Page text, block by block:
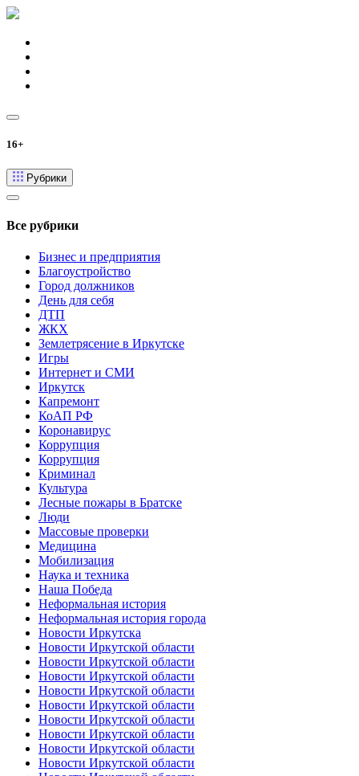
16+
Рубрики
Все рубрики
Бизнес и предприятия
Благоустройство
Город должников
День для себя
ДТП
ЖКХ
Землетрясение в Иркутске
Игры
Интернет и СМИ
Иркутск
Капремонт
КоАП РФ
Коронавирус
Коррупция
Коррупция
Криминал
Культура
Лесные пожары в Братске
Люди
Массовые проверки
Медицина
Мобилизация
Наука и техника
Наша Победа
Неформальная история
Неформальная история города
Новости Иркутска
Новости Иркутской области
Новости Иркутской области
Новости Иркутской области
Новости Иркутской области
Новости Иркутской области
Новости Иркутской области
Новости Иркутской области
Новости Иркутской области
Новости Иркутской области